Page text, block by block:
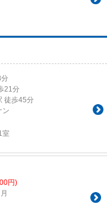
分
21分
徒歩45分
ン
室
円)